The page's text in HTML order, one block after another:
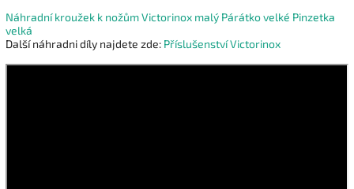
Náhradní kroužek k nožům Victorinox malý Párátko velké Pinzetka
velká
Další náhradni díly najdete zde: Příslušenství Victorinox